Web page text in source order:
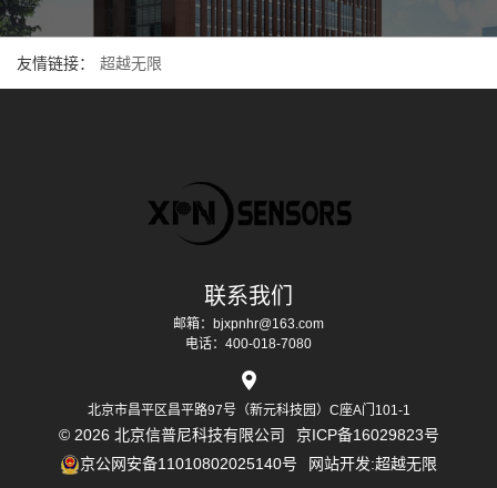
友情链接： 超越无限
联系我们
邮箱：bjxpnhr@163.com
电话：400-018-7080
北京市昌平区昌平路97号（新元科技园）C座A门101-1
© 2026 北京信普尼科技有限公司
京ICP备16029823号
京公网安备11010802025140号
网站开发:超越无限